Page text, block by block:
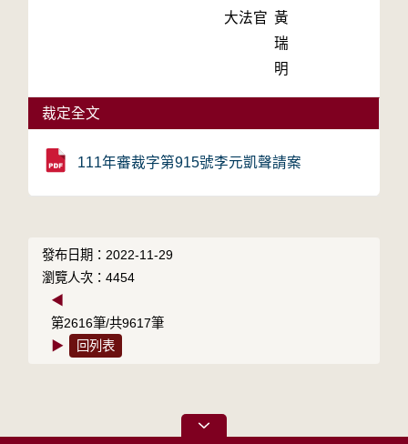
大法官 黃
瑞
明
裁定全文
111年審裁字第915號李元凱聲請案
發布日期：2022-11-29
瀏覽人次：4454
◀
第2616筆/共9617筆
▶
回列表